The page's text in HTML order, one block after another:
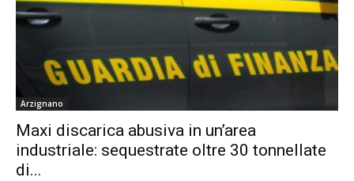
Arzignano
Maxi discarica abusiva in un’area
industriale: sequestrate oltre 30 tonnellate
di...